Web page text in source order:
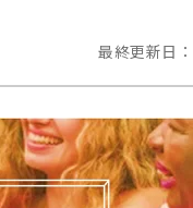
最終更新日：